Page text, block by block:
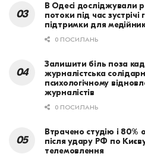
В Одесі досліджували
потоки під час зустрічі
підтримки для
0 ПОСИЛАНЬ
Залишити біль поза
журналістська
психологічному
журналістів
0 ПОСИЛАНЬ
Втрачено студію і
після удару РФ по
телемовлення